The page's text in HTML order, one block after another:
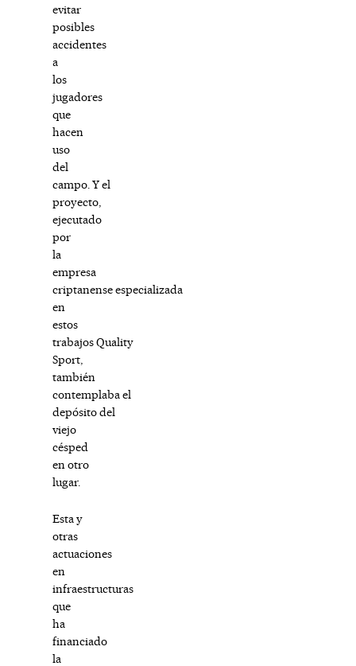
evitar
posibles
accidentes
a
los
jugadores
que
hacen
uso
del
campo. Y el
proyecto,
ejecutado
por
la
empresa
criptanense especializada
en
estos
trabajos Quality
Sport,
también
contemplaba el
depósito del
viejo
césped
en otro
lugar.
Esta y
otras
actuaciones
en
infraestructuras
que
ha
financiado
la